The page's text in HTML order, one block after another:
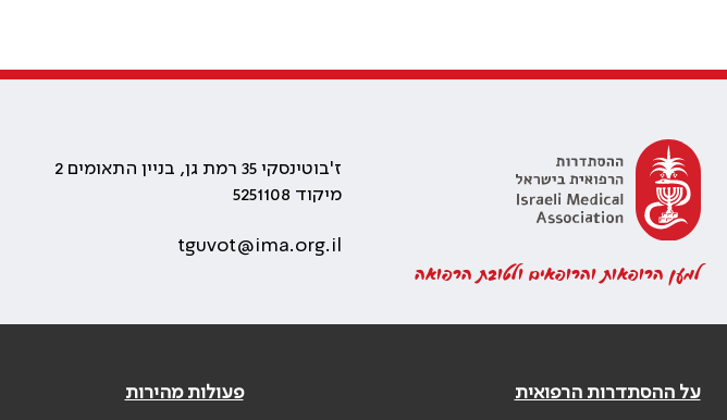
למען הרופאות והרופאים ולטובת הרפואה
ז'בוטינסקי 35 רמת גן, בניין התאומים 2
מיקוד 5251108
tguvot@ima.org.il
על ההסתדרות הרפואית
פעולות מהירות